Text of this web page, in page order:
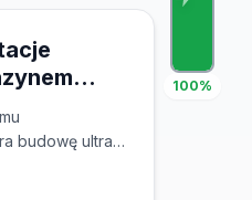
100%
marca
budowę ultra
+ 13 000